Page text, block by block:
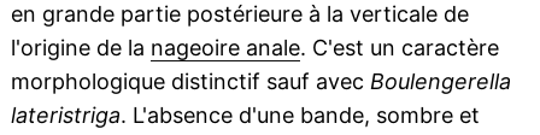
en grande partie postérieure à la verticale de
l'origine de la nageoire anale. C'est un caractère
morphologique distinctif sauf avec Boulengerella
lateristriga. L'absence d'une bande, sombre et